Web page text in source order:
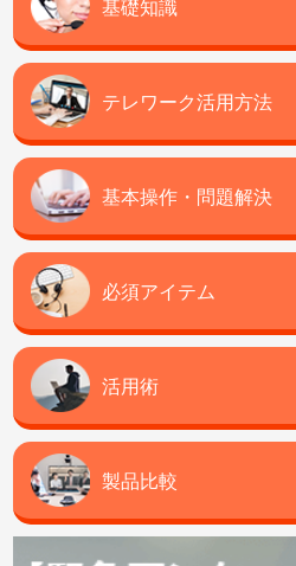
基礎知識
テレワーク活用方法
基本操作・問題解決
必須アイテム
活用術
製品比較